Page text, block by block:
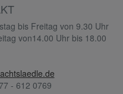
bis Freitag von 9.30 Uhr
von14.00 Uhr bis 18.00
- 612 0769